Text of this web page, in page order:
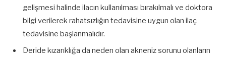
gelişmesi halinde ilacın kullanılması bırakılmalı ve doktora
bilgi verilerek rahatsızlığın tedavisine uygun olan ilaç
tedavisine başlanmalıdır.
Deride kızarıklığa da neden olan akneniz sorunu olanların